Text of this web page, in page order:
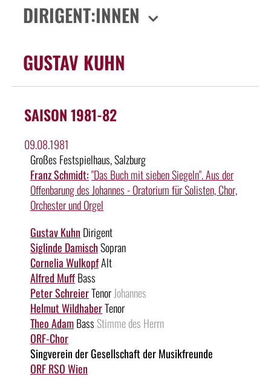
DIRIGENT:INNEN
GUSTAV KUHN
SAISON 1981-82
09.08.1981
Großes Festspielhaus, Salzburg
Franz Schmidt:"Das Buch mit sieben Siegeln". Aus der
Offenbarung des Johannes - Oratorium für Solisten, Chor,
Orchester und Orgel
Gustav Kuhn Dirigent
Siglinde DamischSopran
Cornelia WulkopfAlt
Alfred MuffBass
Peter SchreierTenor Johannes
Helmut WildhaberTenor
Theo AdamBass Stimme des Herrn
ORF-Chor
Singverein der Gesellschaft der Musikfreunde
ORF RSO Wien